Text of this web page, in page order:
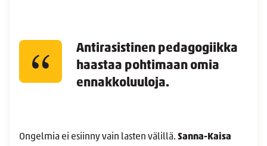
Antirasistinen pedagogiikka
haastaa pohtimaan omia
ennakkoluuloja.
Ongelmia ei esiinny vain lasten välillä. Sanna-Kaisa